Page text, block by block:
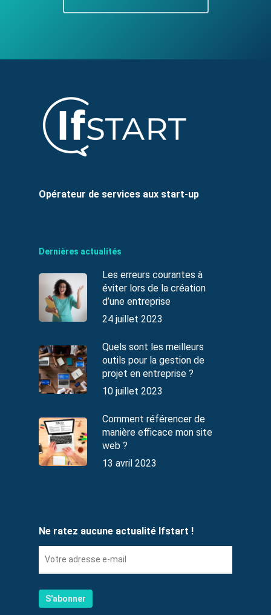
Opérateur de services aux start-up
Dernières actualités
Les erreurs courantes à
éviter lors de la création
d’une entreprise
24 juillet 2023
Quels sont les meilleurs
outils pour la gestion de
projet en entreprise ?
10 juillet 2023
Comment référencer de
manière efficace mon site
web ?
13 avril 2023
Ne ratez aucune actualité Ifstart !